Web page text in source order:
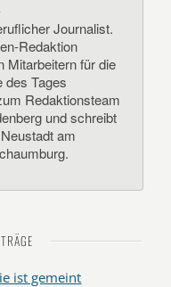
Journalist.
Redaktion
Mitarbeitern für die
des Tages
Redaktionsteam
und schreibt
am
ist gemeint